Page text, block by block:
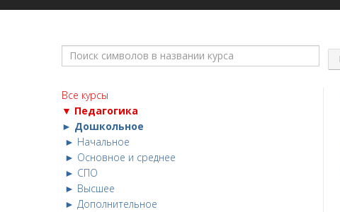
Все курсы
▼ Педагогика
► Дошкольное
► Начальное
► Основное и среднее
► СПО
► Высшее
► Дополнительное